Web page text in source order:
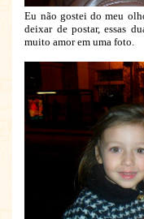
Eu não gostei do meu
deixar de postar, essas
muito amor em uma foto.